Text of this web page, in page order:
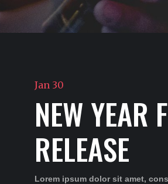
Jan 30
NEW YEAR
RELEASE
Lorem ipsum dolor sit amet,